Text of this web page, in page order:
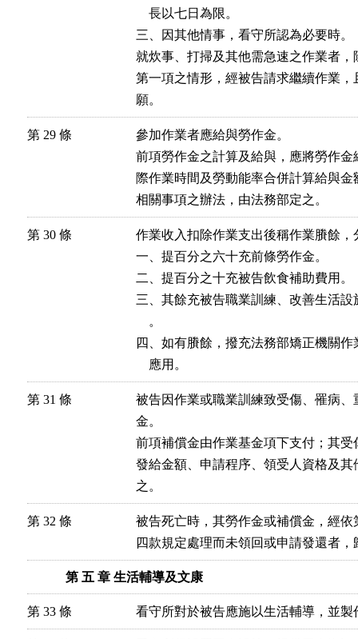
    長以七日為限。
三、因其他情事，看守所認為必要時。
就炊事、打掃及其他需急速之作業者
第一項之情形，經被告請求繼續作業
願。
第 29 條
參加作業者應給與勞作金。
前項勞作金之計算及給與，應將勞作
際作業時間及勞動能率合併計算給與
相關事項之辦法，由法務部定之。
第 30 條
作業收入扣除作業支出後稱作業賸餘，
一、提百分之六十充前條勞作金。
二、提百分之十充被告飲食補助費用。
三、其餘充被告職業訓練、改善生活
    。
四、如有賸餘，撥充法務部矯正機關
    應用。
第 31 條
被告因作業或職業訓練致受傷、罹病
金。
前項補償金由作業基金項下支付；其
發給金額、申請程序、領受人資格及
之。
第 32 條
被告死亡時，其勞作金或補償金，經
四款規定處理而未領回或申請發還者
第 五 章 生活輔導及文康
第 33 條 看守所對於被告應施以生活輔導，並製